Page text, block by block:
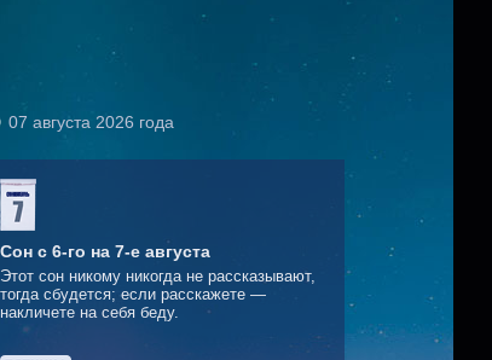
07 августа 2026 года
Сон с 6-го на 7-е августа
Этот сон никому никогда не рассказывают,
тогда сбудется; если расскажете —
накличете на себя беду.